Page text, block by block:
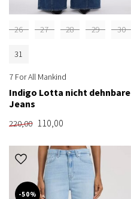
26 27 28 29 30
31
7 For All Mankind
Indigo Lotta nicht dehnbare
Jeans
220,00 110,00
-50%